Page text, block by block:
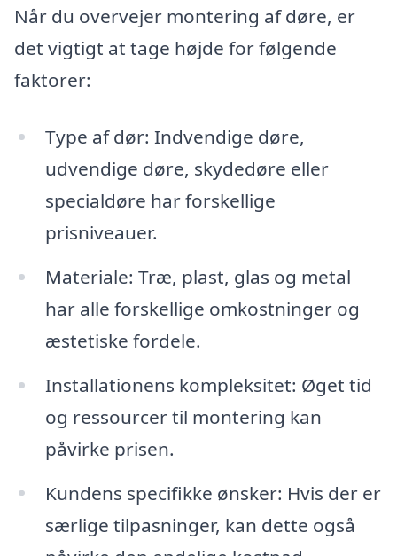
Når du overvejer montering af døre, er
det vigtigt at tage højde for følgende
faktorer:
Type af dør: Indvendige døre,
udvendige døre, skydedøre eller
specialdøre har forskellige
prisniveauer.
Materiale: Træ, plast, glas og metal
har alle forskellige omkostninger og
æstetiske fordele.
Installationens kompleksitet: Øget tid
og ressourcer til montering kan
påvirke prisen.
Kundens specifikke ønsker: Hvis der er
særlige tilpasninger, kan dette også